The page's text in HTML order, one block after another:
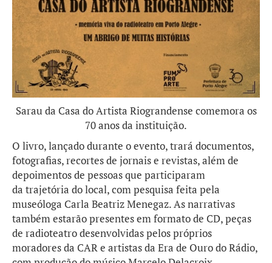
Sarau da Casa do Artista Riograndense comemora os
70 anos da instituição.
O livro, lançado durante o evento, trará documentos,
fotografias, recortes de jornais e revistas, além de
depoimentos de pessoas que participaram
da trajetória do local, com pesquisa feita pela
museóloga Carla Beatriz Menegaz. As narrativas
também estarão presentes em formato de CD, peças
de radioteatro desenvolvidas pelos próprios
moradores da CAR e artistas da Era de Ouro do Rádio,